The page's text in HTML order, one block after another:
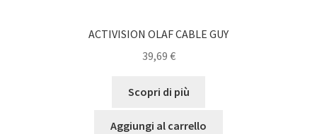
ACTIVISION OLAF CABLE GUY
39,69 €
Scopri di più
Aggiungi al carrello